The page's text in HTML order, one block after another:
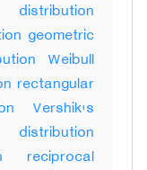
geometric
Weibull
rectangular
Vershik's
reciprocal